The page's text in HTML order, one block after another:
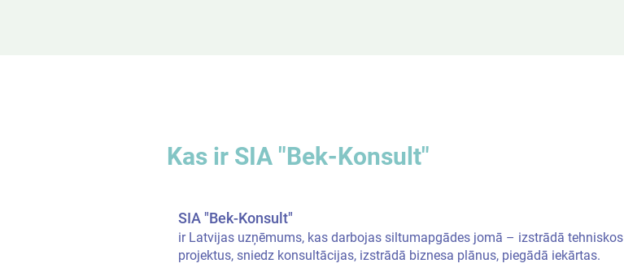
Kas ir SIA "Bek-Konsult"
SIA "Bek-Konsult"
ir Latvijas uzņēmums, kas darbojas siltumapgādes jomā – izstrādā tehniskos
projektus, sniedz konsultācijas, izstrādā biznesa plānus, piegādā iekārtas.